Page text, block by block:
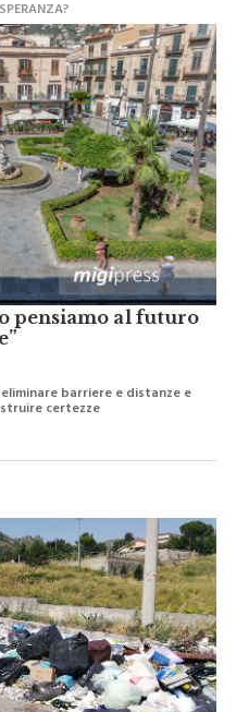
pensiamo al futuro
barriere e distanze e
certezze